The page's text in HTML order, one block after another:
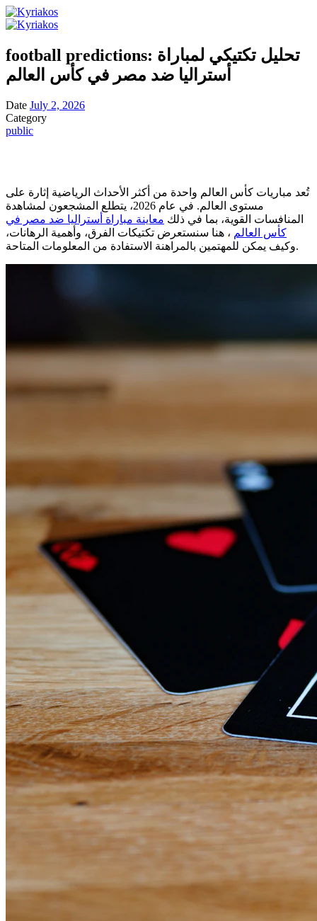
football predictions: تحليل تكتيكي لمباراة
أستراليا ضد مصر في كأس العالم
Date July 2, 2026
Category
public
تُعد مباريات كأس العالم واحدة من أكثر الأحداث الرياضية إثارة على
مستوى العالم. في عام 2026، يتطلع المشجعون لمشاهدة
المنافسات القوية، بما في ذلك معاينة مباراة أستراليا ضد مصر في
كأس العالم ، هنا سنستعرض تكتيكات الفرق، وأهمية الرهانات،
وكيف يمكن للمهتمين بالمراهنة الاستفادة من المعلومات المتاحة.